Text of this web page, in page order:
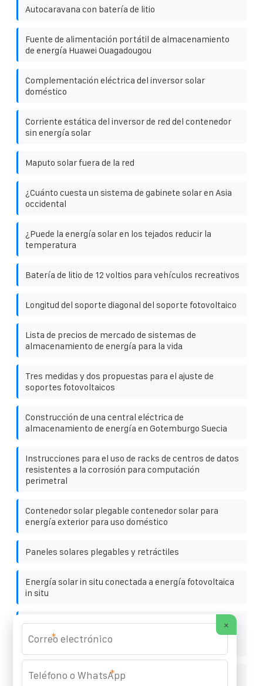
Autocaravana con batería de litio
Fuente de alimentación portátil de almacenamiento
de energía Huawei Ouagadougou
Complementación eléctrica del inversor solar
doméstico
Corriente estática del inversor de red del contenedor
sin energía solar
Maputo solar fuera de la red
¿Cuánto cuesta un sistema de gabinete solar en Asia
occidental
¿Puede la energía solar en los tejados reducir la
temperatura
Batería de litio de 12 voltios para vehículos recreativos
Longitud del soporte diagonal del soporte fotovoltaico
Lista de precios de mercado de sistemas de
almacenamiento de energía para la vida
Tres medidas y dos propuestas para el ajuste de
soportes fotovoltaicos
Construcción de una central eléctrica de
almacenamiento de energía en Gotemburgo Suecia
Instrucciones para el uso de racks de centros de datos
resistentes a la corrosión para computación
perimetral
Contenedor solar plegable contenedor solar para
energía exterior para uso doméstico
Paneles solares plegables y retráctiles
Energía solar in situ conectada a energía fotovoltaica
in situ
Proyecto de almacenamiento de energía mediante
volante de inercia para la estación base de
comunicaciones de la ciudad de Yibuti
Solución integrada de almacenamiento de energía
×
*
*